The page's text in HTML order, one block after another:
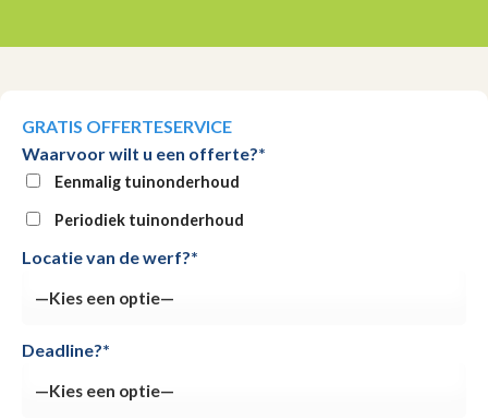
GRATIS OFFERTESERVICE
Waarvoor wilt u een offerte?*
Eenmalig tuinonderhoud
Periodiek tuinonderhoud
Locatie van de werf?*
Deadline?*